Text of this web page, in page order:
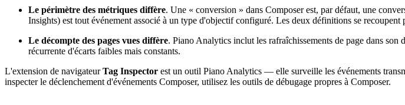
Le périmètre des métriques diffère. Une « conversion » dans Composer est, par défaut, une
Insights) est tout événement associé à un type d'objectif configuré. Les deux définitions se
Le décompte des pages vues diffère. Piano Analytics inclut les rafraîchissements de page dans
récurrente d'écarts faibles mais constants.
L'extension de navigateurTag Inspector est un outil Piano Analytics — elle surveille les événements
inspecter le déclenchement d'événements Composer, utilisez les outils de débugage propres à Composer.